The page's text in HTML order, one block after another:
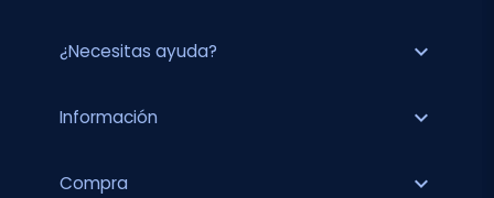
¿Necesitas ayuda? expand_more
Información expand_more
Compra expand_more